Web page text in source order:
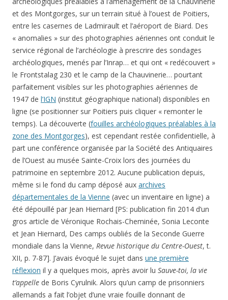
et des Montgorges, sur un terrain situé à l’ouest de Poitiers,
entre les casernes de Ladmirault et l’aéroport de Biard. Des
« anomalies » sur des photographies aériennes ont conduit le
service régional de l’archéologie à prescrire des sondages
archéologiques, menés par l’Inrap… et qui ont « redécouvert »
le Frontstalag 230 et le camp de la Chauvinerie… pourtant
parfaitement visibles sur les photographies aériennes de
1947 de l’IGN (institut géographique national) disponibles en
ligne (se positionner sur Poitiers puis cliquer « remonter le
temps). La découverte (fouilles archéologiques préalables à la
zone des Montgorges), est cependant restée confidentielle, à
part une conférence organisée par la Société des Antiquaires
de l’Ouest au musée Sainte-Croix lors des journées du
patrimoine en septembre 2012. Aucune publication depuis,
même si le fond du camp déposé aux archives
départementales de la Vienne (avec un inventaire en ligne) a
été dépouillé par Jean Hiernard [PS: publication fin 2014 d’un
gros article de Véronique Rochais-Cheminée, Sonia Leconte
et Jean Hiernard, Des camps oubliés de la Seconde Guerre
mondiale dans la Vienne, Revue historique du Centre-Ouest, t.
XII, p. 7-87]. J’avais évoqué le sujet dans une première
réflexion il y a quelques mois, après avoir lu Sauve-toi, la vie
t’appelle de Boris Cyrulnik. Alors qu’un camp de prisonniers
allemands a fait l’objet d’une vraie fouille donnant de